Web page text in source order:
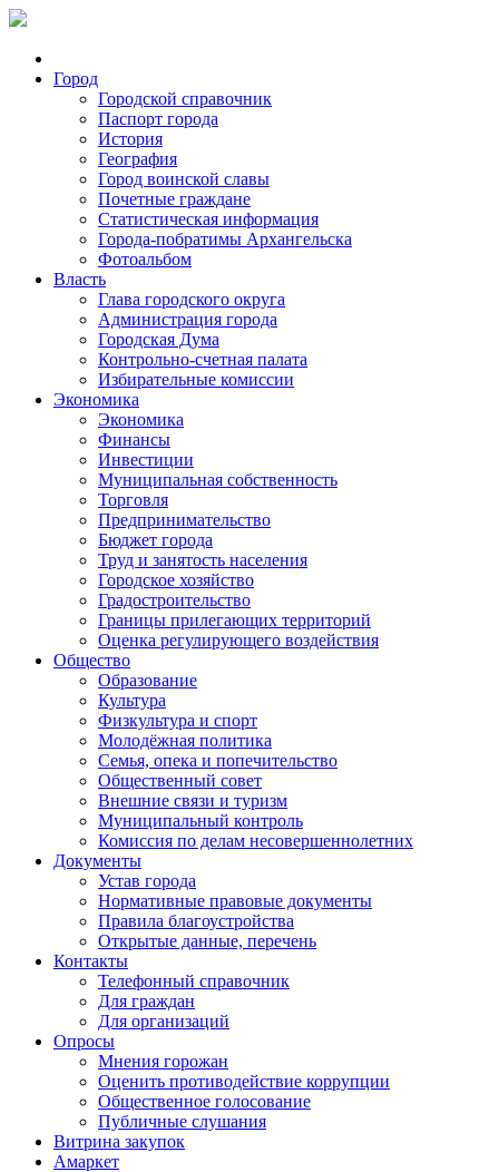
Город
Городской справочник
Паспорт города
История
География
Город воинской славы
Почетные граждане
Статистическая информация
Города-побратимы Архангельска
Фотоальбом
Власть
Глава городского округа
Администрация города
Городская Дума
Контрольно-счетная палата
Избирательные комиссии
Экономика
Экономика
Финансы
Инвестиции
Муниципальная собственность
Торговля
Предпринимательство
Бюджет города
Труд и занятость населения
Городское хозяйство
Градостроительство
Границы прилегающих территорий
Оценка регулирующего воздействия
Общество
Образование
Культура
Физкультура и спорт
Молодёжная политика
Семья, опека и попечительство
Общественный совет
Внешние связи и туризм
Муниципальный контроль
Комиссия по делам несовершеннолетних
Документы
Устав города
Нормативные правовые документы
Правила благоустройства
Открытые данные, перечень
Контакты
Телефонный справочник
Для граждан
Для организаций
Опросы
Мнения горожан
Оценить противодействие коррупции
Общественное голосование
Публичные слушания
Витрина закупок
Амаркет